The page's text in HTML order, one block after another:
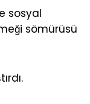
sosyal
sömürüsü